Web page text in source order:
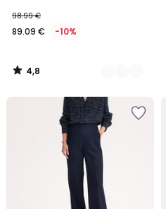
98.99 €
89.09 € -10%
4,8
/